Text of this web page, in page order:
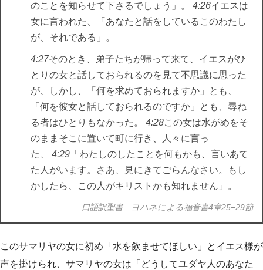
のことを知らせて下さるでしょう」。 4:26イエスは
女に言われた、「あなたと話をしているこのわたし
が、それである」。
4:27そのとき、弟子たちが帰って来て、イエスがひ
とりの女と話しておられるのを見て不思議に思った
が、しかし、「何を求めておられますか」とも、
「何を彼女と話しておられるのですか」とも、尋ね
る者はひとりもなかった。 4:28この女は水がめをそ
のままそこに置いて町に行き、人々に言っ
た、 4:29 「わたしのしたことを何もかも、言いあて
た人がいます。さあ、見にきてごらんなさい。もし
かしたら、この人がキリストかも知れません」。
口語訳聖書 ヨハネによる福音書4章25−29節
このサマリヤの女に初め「水を飲ませてほしい」とイエス様が
声を掛けられ、サマリヤの女は「どうしてユダヤ人のあなた